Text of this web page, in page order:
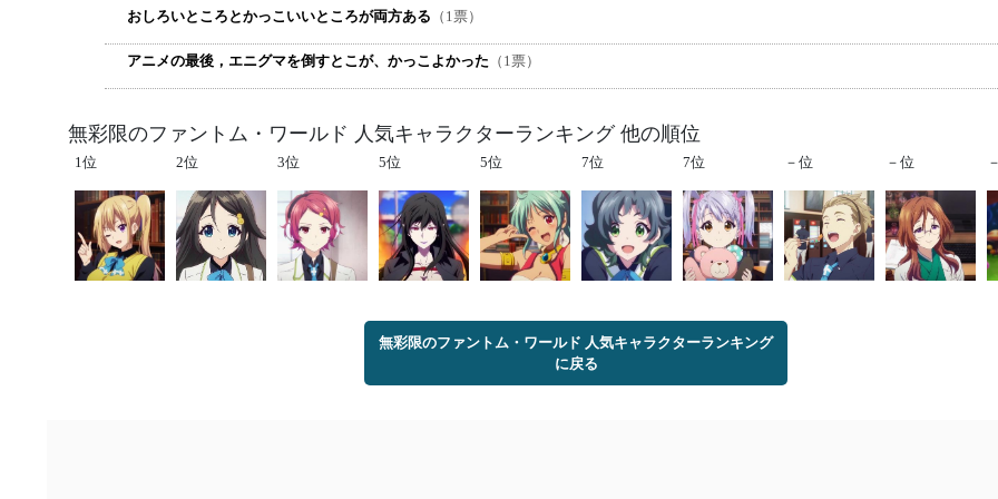
おしろいところとかっこいいところが両方ある （1票）
アニメの最後，エニグマを倒すとこが、かっこよかった （1票）
無彩限のファントム・ワールド 人気キャラクターランキング 他の順位
1位 2位 3位 5位 5位 7位 7位 －位 －位
無彩限のファントム・ワールド 人気キャラクターランキング
に戻る